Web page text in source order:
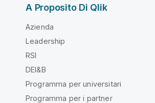
A Proposito Di Qlik
Azienda
Leadership
RSI
DEI&B
Programma per universitari
Programma per i partner